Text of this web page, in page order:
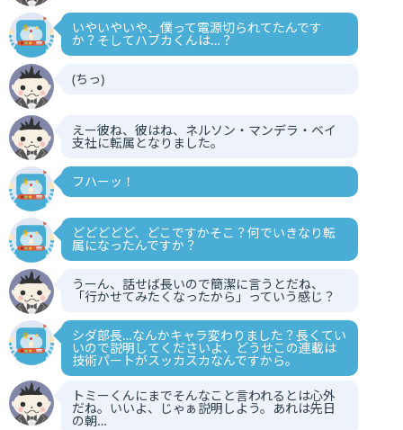
いやいやいや、僕って電源切られてたんです
か？そしてハブカくんは…？
(ちっ)
えー彼ね、彼はね、ネルソン・マンデラ・ベイ
支社に転属となりました。
フハーッ！
どどどどど、どこですかそこ？何でいきなり転
属になったんですか？
うーん、話せば長いので簡潔に言うとだね、
「行かせてみたくなったから」っていう感じ？
シダ部長…なんかキャラ変わりました？長くてい
いので説明してくださいよ、どうせこの連載は
技術パートがスッカスカなんですから。
トミーくんにまでそんなこと言われるとは心外
だね。いいよ、じゃぁ説明しよう。あれは先日
の朝…